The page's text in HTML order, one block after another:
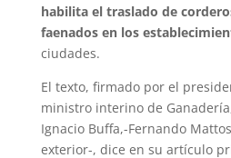
habilita el traslado de
faenados en los
ciudades.
El texto, firmado por el
ministro interino de
Ignacio Buffa,-Fernando
exterior-, dice en su artículo